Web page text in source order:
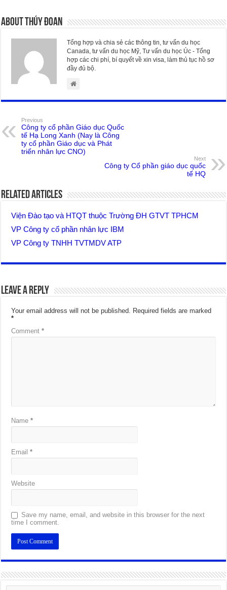
About Thúy Đoan
Tổng hợp và chia sẻ các thông tin, tư vấn du học
Canada, tư vấn du học Mỹ, Tư vấn du học Úc - Tổng
hợp các chi phí, bí quyết về xin visa, làm thủ tục hồ sơ
đầy đủ bộ.
Previous
Công ty cổ phần Giáo dục Quốc
tế Hạ Long Xanh (Nay là Công
ty cổ phần Giáo dục và Phát
triển nhân lực CNO)
Next
Công ty Cổ phần giáo dục quốc
tế HQ
Related Articles
Viện Đào tạo và HTQT thuộc Trường ĐH GTVT TPHCM
VP Công ty cổ phần nhân lực IBM
VP Công ty TNHH TVTMDV ATP
Leave a Reply
Your email address will not be published. Required fields are marked
*
Comment*
Name*
Email*
Website
Save my name, email, and website in this browser for the next
time I comment.
Alternative: